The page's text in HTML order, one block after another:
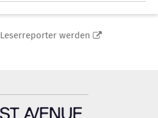
Leserreporter werden